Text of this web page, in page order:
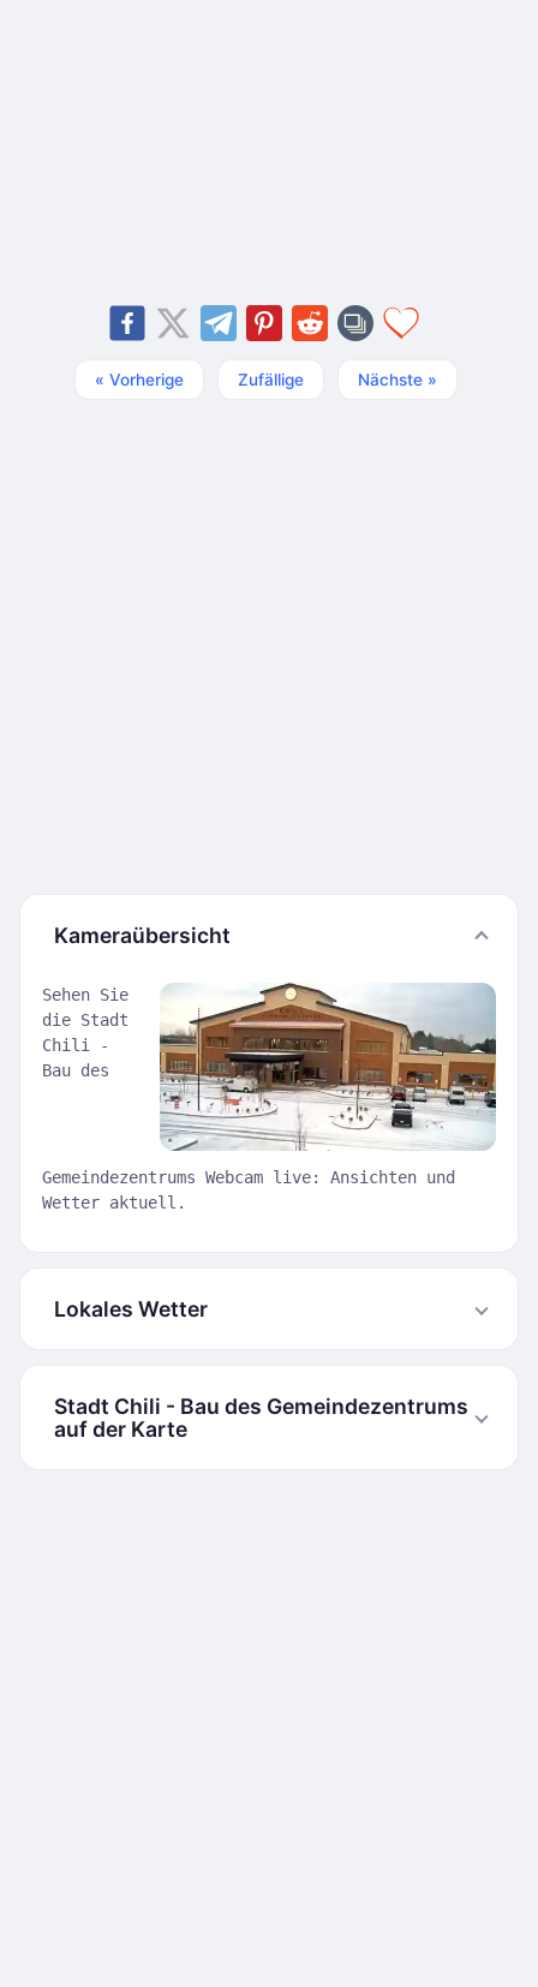
« Vorherige Zufällige Nächste »
Kameraübersicht
Sehen Sie
die Stadt
Chili -
Bau des
Gemeindezentrums Webcam live: Ansichten und
Wetter aktuell.
Lokales Wetter
Stadt Chili - Bau des Gemeindezentrums
auf der Karte